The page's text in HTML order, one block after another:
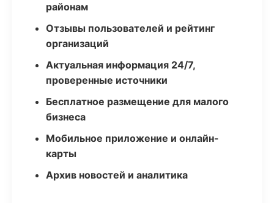
районам
Отзывы пользователей и рейтинг
организаций
Актуальная информация 24/7,
проверенные источники
Бесплатное размещение для малого
бизнеса
Мобильное приложение и онлайн-
карты
Архив новостей и аналитика